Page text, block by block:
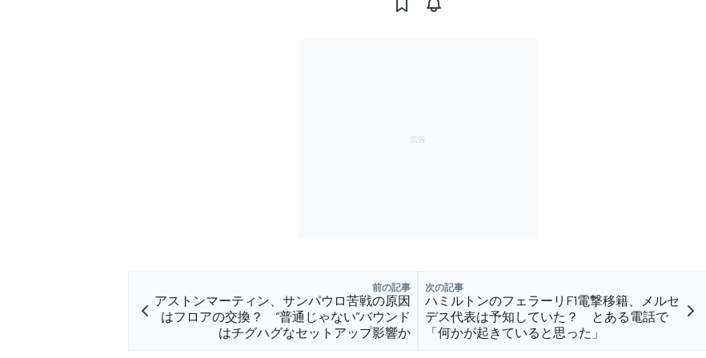
前の記事
アストンマーティン、サンパウロ苦戦の原因
はフロアの交換？ ”普通じゃない”バウンド
はチグハグなセットアップ影響か
次の記事
ハミルトンのフェラーリF1電撃移籍、メルセ
デス代表は予知していた？ とある電話で
「何かが起きていると思った」